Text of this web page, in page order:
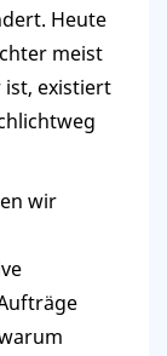
Heute
meist
existiert
wir